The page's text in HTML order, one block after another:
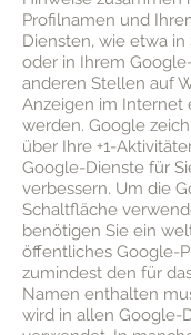
Profilnamen und
Diensten, wie etwa
oder in Ihrem
anderen Stellen auf
Anzeigen im Internet
werden. Google
über Ihre +1-
Google-Dienste für
verbessern. Um die
Schaltfläche
benötigen Sie ein
öffentliches Google-
zumindest den für
Namen enthalten
wird in allen Google-